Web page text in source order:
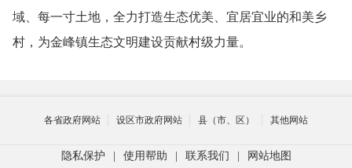
域、每一寸土地，全力打造生态优美、宜居宜业的和美乡
村，为金峰镇生态文明建设贡献村级力量。
各省政府网站 设区市政府网站 县（市、区） 其他网站
隐私保护 使用帮助 联系我们 网站地图